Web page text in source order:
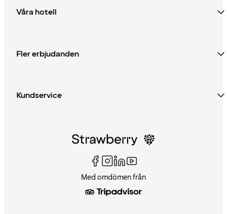
Våra hotell
Fler erbjudanden
Kundservice
Med omdömen från